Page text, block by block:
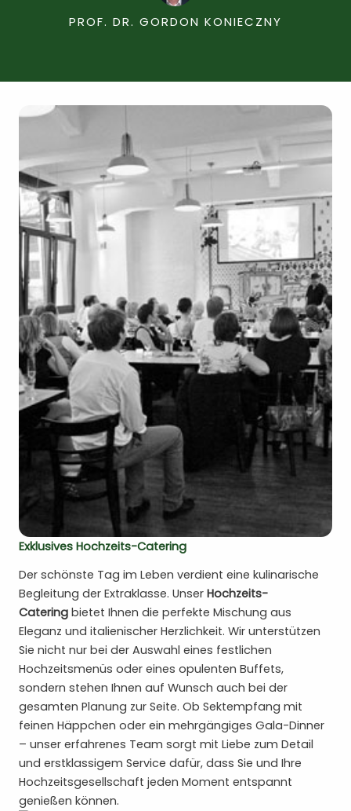
PROF. DR. GORDON KONIECZNY
Exklusives Hochzeits-Catering
Der schönste Tag im Leben verdient eine kulinarische
Begleitung der Extraklasse. Unser Hochzeits-
Catering bietet Ihnen die perfekte Mischung aus
Eleganz und italienischer Herzlichkeit. Wir unterstützen
Sie nicht nur bei der Auswahl eines festlichen
Hochzeitsmenüs oder eines opulenten Buffets,
sondern stehen Ihnen auf Wunsch auch bei der
gesamten Planung zur Seite. Ob Sektempfang mit
feinen Häppchen oder ein mehrgängiges Gala-Dinner
– unser erfahrenes Team sorgt mit Liebe zum Detail
und erstklassigem Service dafür, dass Sie und Ihre
Hochzeitsgesellschaft jeden Moment entspannt
genießen können.